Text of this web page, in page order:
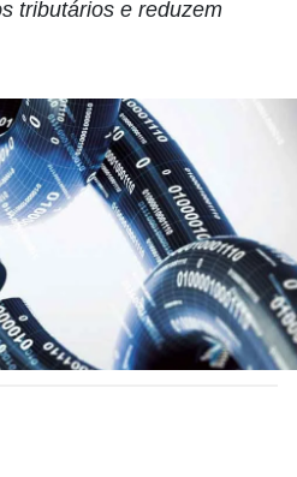
tributários e reduzem